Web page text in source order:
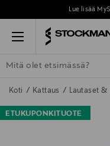
Lue lisää
Menu
ETSI KAIKKI NAISET
Koti Kattaus Lautaset &
ETUKUPONKITUOTE